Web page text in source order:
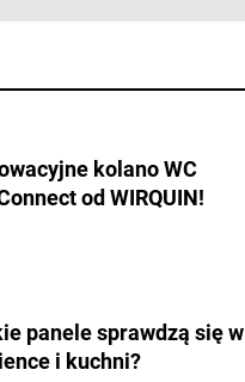
kolano WC
od WIRQUIN!
panele sprawdzą się w
i kuchni?